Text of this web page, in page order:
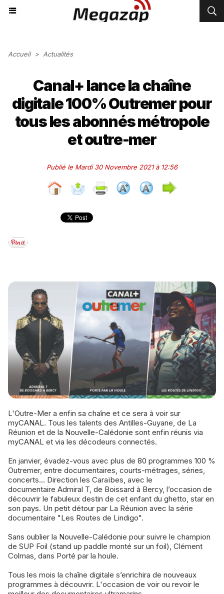
Accueil > Actualités
Canal+ lance la chaîne
digitale 100% Outremer pour
tous les abonnés métropole
et outre-mer
Publié le Mardi 30 Novembre 2021 à 12:56
L'Outre-Mer a enfin sa chaîne et ce sera à voir sur
myCANAL. Tous les talents des Antilles-Guyane, de La
Réunion et de la Nouvelle-Calédonie sont enfin réunis via
myCANAL et via les décodeurs connectés.
En janvier, évadez-vous avec plus de 80 programmes 100 %
Outremer, entre documentaires, courts-métrages, séries,
concerts... Direction les Caraïbes, avec le
documentaire Admiral T, de Boissard à Bercy, l’occasion de
découvrir le fabuleux destin de cet enfant du ghetto, star en
son pays. Un petit détour par La Réunion avec la série
documentaire "Les Routes de Lindigo".
Sans oublier la Nouvelle-Calédonie pour suivre le champion
de SUP Foil (stand up paddle monté sur un foil), Clément
Colmas, dans Porté par la houle.
Tous les mois la chaîne digitale s’enrichira de nouveaux
programmes à découvrir. L'occasion de voir ou revoir le